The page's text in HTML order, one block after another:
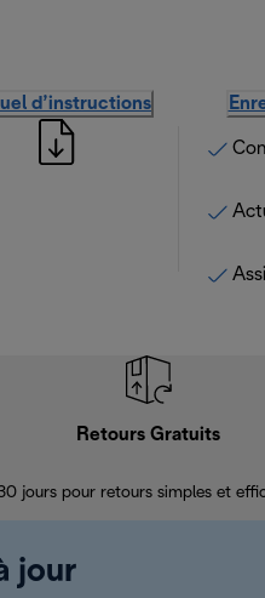
d’instructions
Retours Gratuits
jours pour retours simples et
jour